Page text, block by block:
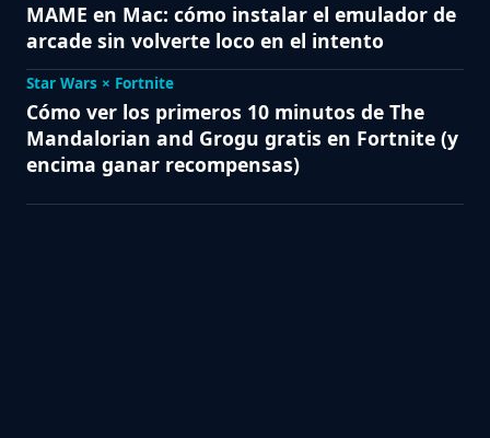
MAME en Mac: cómo instalar el emulador de
arcade sin volverte loco en el intento
Star Wars × Fortnite
Cómo ver los primeros 10 minutos de The
Mandalorian and Grogu gratis en Fortnite (y
encima ganar recompensas)